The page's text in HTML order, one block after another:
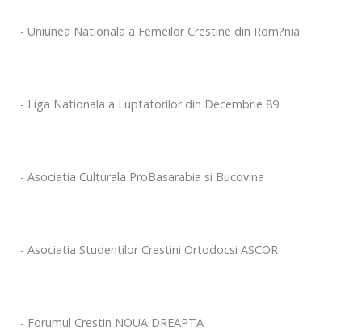
- Uniunea Nationala a Femeilor Crestine din Rom?nia
- Liga Nationala a Luptatorilor din Decembrie 89
- Asociatia Culturala ProBasarabia si Bucovina
- Asociatia Studentilor Crestini Ortodocsi ASCOR
- Forumul Crestin NOUA DREAPTA